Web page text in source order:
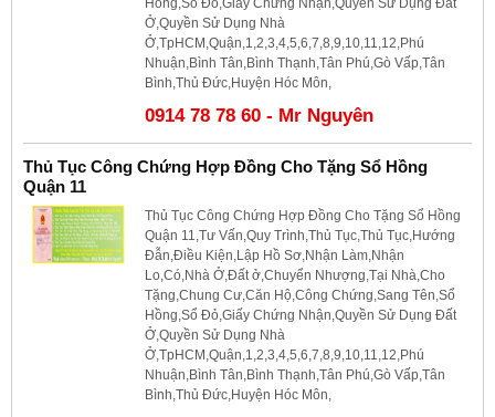
Ở,Quyền Sử Dụng Nhà
Ở,TpHCM,Quận,1,2,3,4,5,6,7,8,9,10,11,12,Phú
Nhuận,Bình Tân,Bình Thạnh,Tân Phú,Gò Vấp,Tân
Bình,Thủ Đức,Huyện Hóc Môn,
0914 78 78 60 - Mr Nguyên
Thủ Tục Công Chứng Hợp Đồng Cho Tặng Sổ Hồng
Quận 11
Thủ Tục Công Chứng Hợp Đồng Cho Tặng Sổ Hồng
Quận 11,Tư Vấn,Quy Trình,Thủ Tục,Thủ Tục,Hướng
Đẫn,Điều Kiện,Lập Hồ Sơ,Nhận Làm,Nhận
Lo,Có,Nhà Ở,Đất ở,Chuyển Nhượng,Tại Nhà,Cho
Tặng,Chung Cư,Căn Hộ,Công Chứng,Sang Tên,Sổ
Hồng,Sổ Đỏ,Giấy Chứng Nhận,Quyền Sử Dụng Đất
Ở,Quyền Sử Dụng Nhà
Ở,TpHCM,Quận,1,2,3,4,5,6,7,8,9,10,11,12,Phú
Nhuận,Bình Tân,Bình Thạnh,Tân Phú,Gò Vấp,Tân
Bình,Thủ Đức,Huyện Hóc Môn,